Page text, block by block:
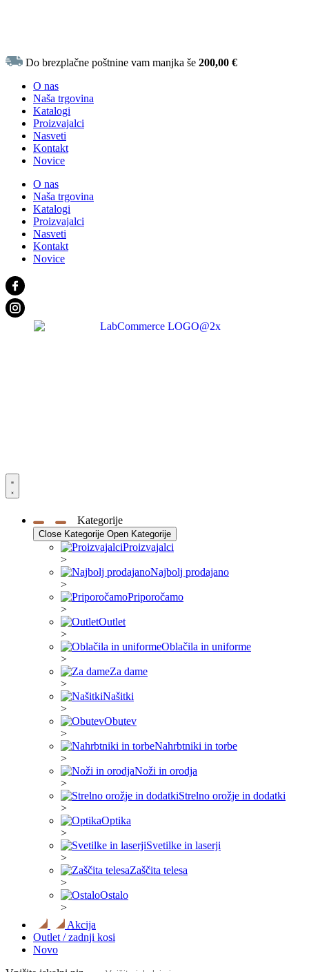
Do brezplačne poštnine vam manjka še200,00€
O nas
Naša trgovina
Katalogi
Proizvajalci
Nasveti
Kontakt
Novice
O nas
Naša trgovina
Katalogi
Proizvajalci
Nasveti
Kontakt
Novice
Kategorije
Close Kategorije Open Kategorije
Proizvajalci
>
Najbolj prodajano
>
Priporočamo
>
Outlet
>
Oblačila in uniforme
>
Za dame
>
Našitki
>
Obutev
>
Nahrbtniki in torbe
>
Noži in orodja
>
Strelno orožje in dodatki
>
Optika
>
Svetilke in laserji
>
Zaščita telesa
>
Ostalo
>
Akcija
Outlet / zadnji kosi
Novo